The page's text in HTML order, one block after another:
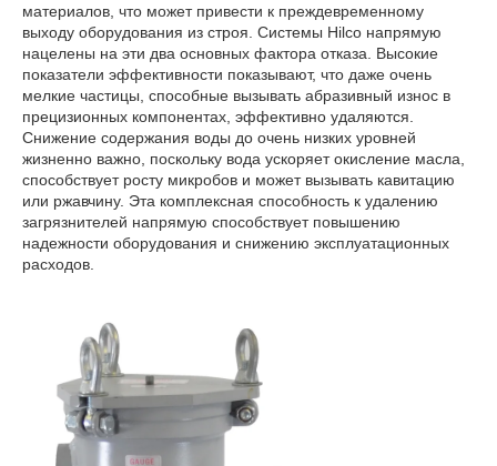
материалов, что может привести к преждевременному
выходу оборудования из строя. Системы Hilco напрямую
нацелены на эти два основных фактора отказа. Высокие
показатели эффективности показывают, что даже очень
мелкие частицы, способные вызывать абразивный износ в
прецизионных компонентах, эффективно удаляются.
Снижение содержания воды до очень низких уровней
жизненно важно, поскольку вода ускоряет окисление масла,
способствует росту микробов и может вызывать кавитацию
или ржавчину. Эта комплексная способность к удалению
загрязнителей напрямую способствует повышению
надежности оборудования и снижению эксплуатационных
расходов.